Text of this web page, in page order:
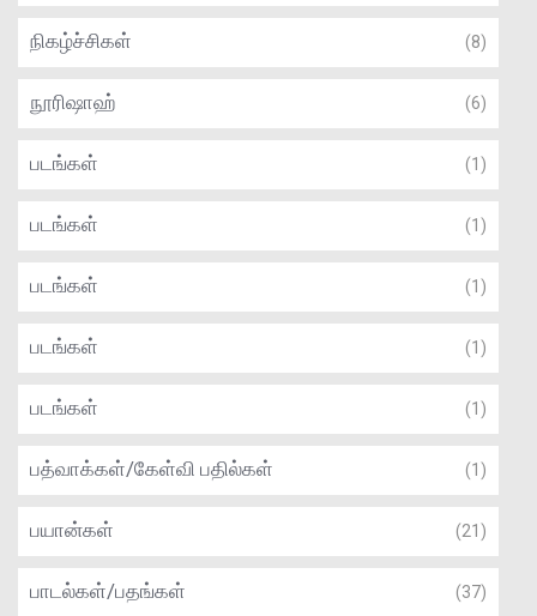
நிகழ்ச்சிகள் (8)
நூரிஷாஹ் (6)
படங்கள் (1)
படங்கள் (1)
படங்கள் (1)
படங்கள் (1)
படங்கள் (1)
பத்வாக்கள்/கேள்வி பதில்கள் (1)
பயான்கள் (21)
பாடல்கள்/பதங்கள் (37)